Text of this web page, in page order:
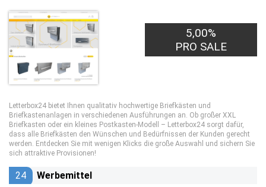
5,00%
PRO SALE
Letterbox24 bietet Ihnen qualitativ hochwertige Briefkästen und
Briefkastenanlagen in verschiedenen Ausführungen an. Ob großer XXL
Briefkasten oder ein kleines Postkasten-Modell – Letterbox24 sorgt dafür,
dass alle Briefkästen den Wünschen und Bedürfnissen der Kunden gerecht
werden. Entdecken Sie mit wenigen Klicks die große Auswahl und sichern Sie
sich attraktive Provisionen!
24 Werbemittel